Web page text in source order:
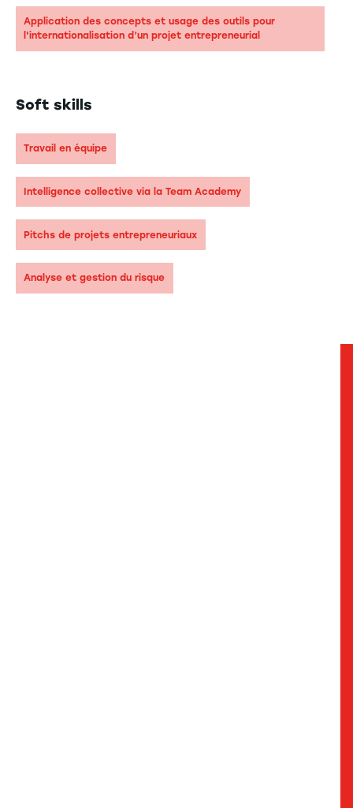
Application des concepts et usage des outils pour
l'internationalisation d’un projet entrepreneurial
Soft skills
Travail en équipe
Intelligence collective via la Team Academy
Pitchs de projets entrepreneuriaux
Analyse et gestion du risque